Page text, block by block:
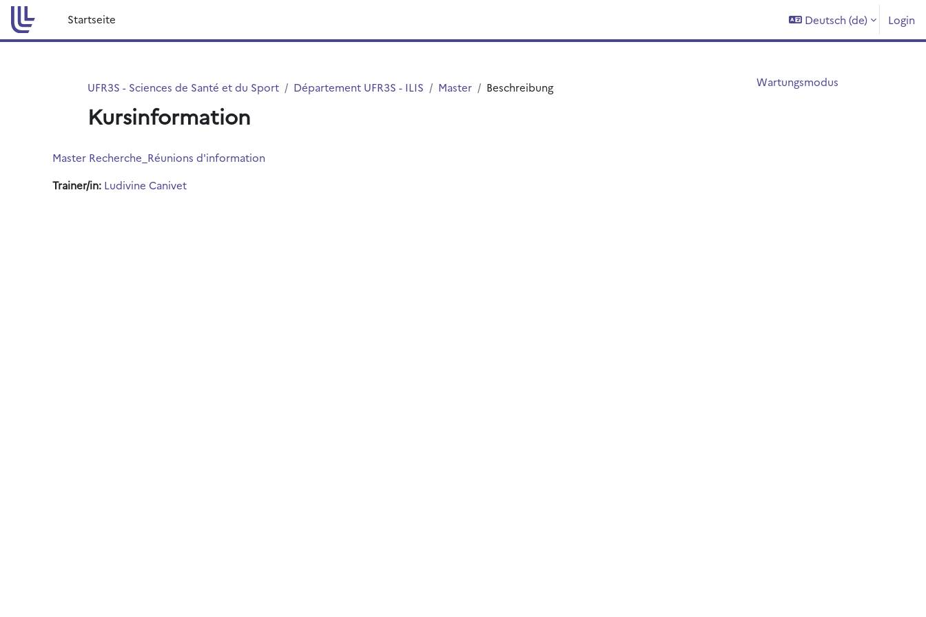
Zum Hauptinhalt
Startseite
Deutsch ‎(de)‎ Login
UFR3S - Sciences de Santé et du Sport Département UFR3S - ILIS Master Beschreibung Wartungsmodus
Kursinformation
Master Recherche_Réunions d'information
Trainer/in: Ludivine Canivet